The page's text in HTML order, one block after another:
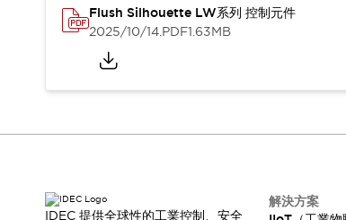
服務據點
產品變更/停產通知
Flush Silhouette LW系列 控制元件
2025/10/14.PDF1.63MB
IDEC 提供全球性的工業控制、安全
解決方案